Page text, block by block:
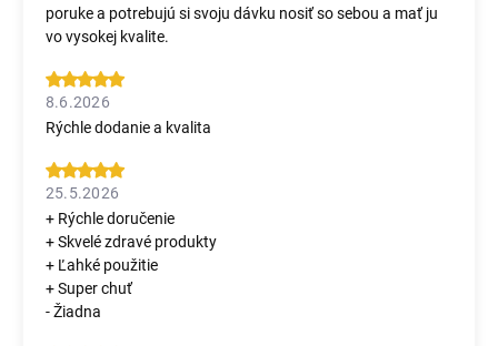
poruke a potrebujú si svoju dávku nosiť so sebou a mať ju
vo vysokej kvalite.
8.6.2026
Rýchle dodanie a kvalita
25.5.2026
+ Rýchle doručenie
+ Skvelé zdravé produkty
+ Ľahké použitie
+ Super chuť
- Žiadna